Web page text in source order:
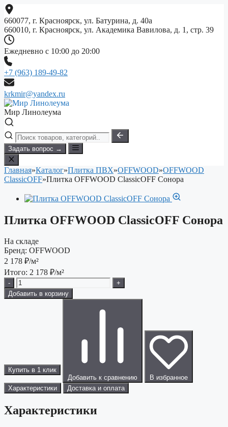
Перейти
к
содержимому
660077, г. Красноярск, ул. Батурина, д. 40а
660010, г. Красноярск, ул. Академика Вавилова, д. 1, стр. 39
Ежедневно с 10:00 до 20:00
+7 (963) 189-49-82
krkmir@yandex.ru
Мир Линолеума
Задать вопрос →
Главная»Каталог»Плитка ПВХ»OFFWOOD»OFFWOOD
ClassicOFF»Плитка OFFWOOD ClassicOFF Сонора
Плитка OFFWOOD ClassicOFF Сонора
На складе
Бренд: OFFWOOD
2 178 ₽/м²
Итого: 2 178 ₽/м²
-
+
Добавить в корзину
Купить в 1 клик
Добавить к сравнению
В избранное
Характеристики
Доставка и оплата
Характеристики